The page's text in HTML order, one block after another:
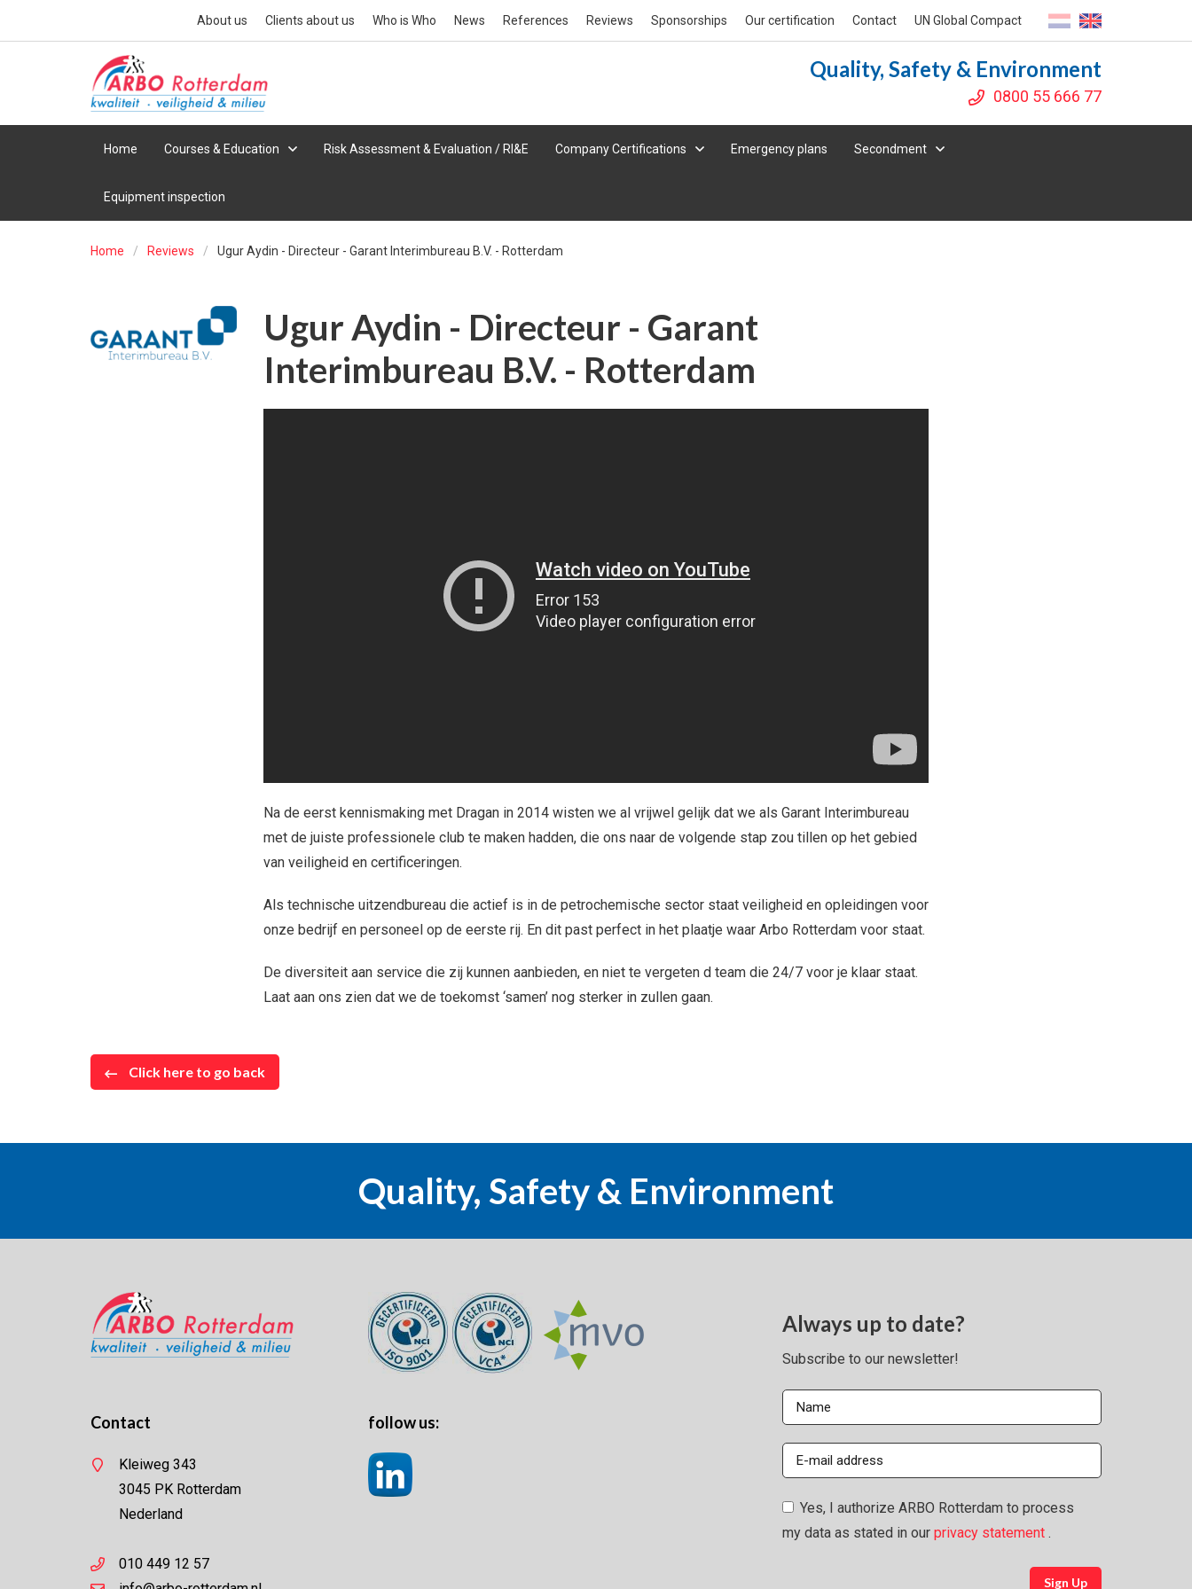
About us Clients about us Who is Who News References Reviews Sponsorships Our certification Contact UN Global Compact
Quality, Safety & Environment
0800 55 666 77
Home Courses & Education Risk Assessment & Evaluation / RI&E Company Certifications Emergency plans Secondment
Equipment inspection
Home Reviews Ugur Aydin - Directeur - Garant Interimbureau B.V. - Rotterdam
Ugur Aydin - Directeur - Garant
Interimbureau B.V. - Rotterdam
Na de eerst kennismaking met Dragan in 2014 wisten we al vrijwel gelijk dat we als Garant Interimbureau
met de juiste professionele club te maken hadden, die ons naar de volgende stap zou tillen op het gebied
van veiligheid en certificeringen.
Als technische uitzendbureau die actief is in de petrochemische sector staat veiligheid en opleidingen voor
onze bedrijf en personeel op de eerste rij. En dit past perfect in het plaatje waar Arbo Rotterdam voor staat.
De diversiteit aan service die zij kunnen aanbieden, en niet te vergeten d team die 24/7 voor je klaar staat.
Laat aan ons zien dat we de toekomst ‘samen’ nog sterker in zullen gaan.
Click here to go back
Quality, Safety & Environment
Contact
Kleiweg 343
3045 PK Rotterdam
Nederland
010 449 12 57
follow us:
Always up to date?
Subscribe to our newsletter!
Yes, I authorize ARBO Rotterdam to process
my data as stated in our privacy statement .
Sign Up